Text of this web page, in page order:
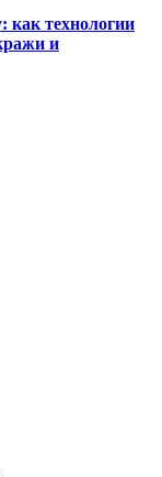
как технологии
и